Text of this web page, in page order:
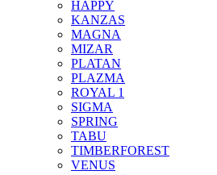
HAPPY
KANZAS
MAGNA
MIZAR
PLATAN
PLAZMA
ROYAL 1
SIGMA
SPRING
TABU
TIMBERFOREST
VENUS